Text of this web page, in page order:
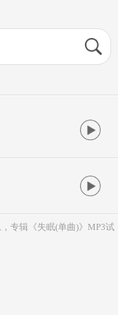
专辑《失眠(单曲)》MP3试